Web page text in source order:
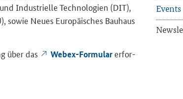
In­dus­tri­el­le Tech­no­lo­gien (DIT),
Neues Eu­ro­päi­sches Bau­haus
über das
Webex-​Formularer­for­
Events